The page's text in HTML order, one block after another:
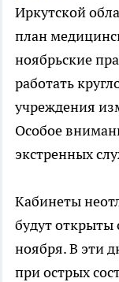
Иркутской
план
ноябрьские
работать
учреждения
Особое
экстренных
Кабинеты
будут открыты
ноября. В эти
при острых